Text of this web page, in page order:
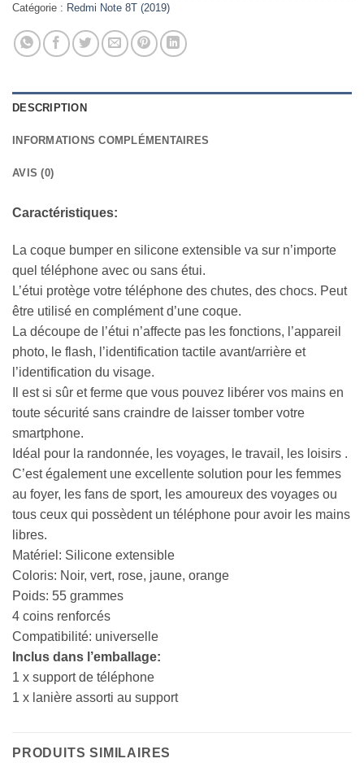
Catégorie : Redmi Note 8T (2019)
DESCRIPTION
INFORMATIONS COMPLÉMENTAIRES
AVIS (0)
Caractéristiques:
La coque bumper en silicone extensible va sur n’importe
quel téléphone avec ou sans étui.
L’étui protège votre téléphone des chutes, des chocs. Peut
être utilisé en complément d’une coque.
La découpe de l’étui n’affecte pas les fonctions, l’appareil
photo, le flash, l’identification tactile avant/arrière et
l’identification du visage.
Il est si sûr et ferme que vous pouvez libérer vos mains en
toute sécurité sans craindre de laisser tomber votre
smartphone.
Idéal pour la randonnée, les voyages, le travail, les loisirs .
C’est également une excellente solution pour les femmes
au foyer, les fans de sport, les amoureux des voyages ou
tous ceux qui possèdent un téléphone pour avoir les mains
libres.
Matériel: Silicone extensible
Coloris: Noir, vert, rose, jaune, orange
Poids: 55 grammes
4 coins renforcés
Compatibilité: universelle
Inclus dans l’emballage:
1 x support de téléphone
1 x lanière assorti au support
PRODUITS SIMILAIRES